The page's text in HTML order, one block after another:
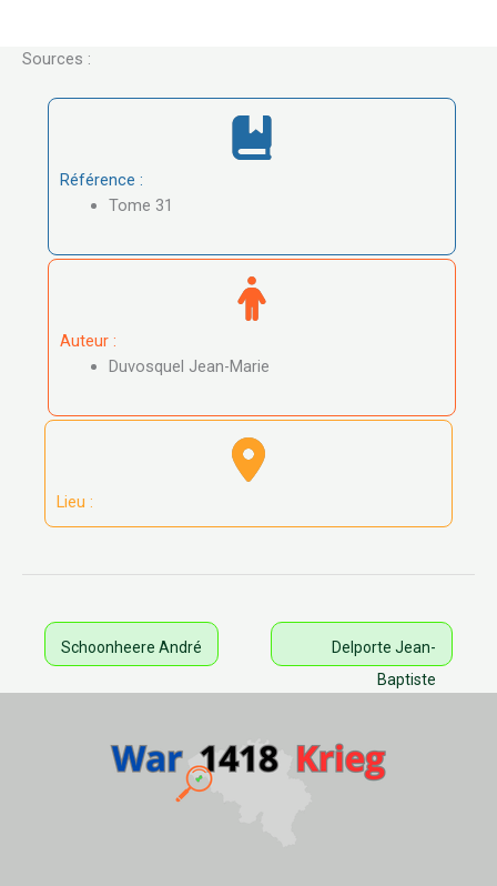
Sources :
Référence :
Tome 31
Auteur :
Duvosquel Jean-Marie
Lieu :
Schoonheere André
Delporte Jean-
Baptiste